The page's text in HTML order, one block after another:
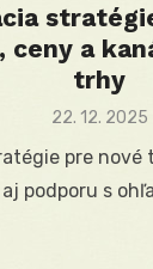
ceny a
trhy
Posted
22. 12. 2025
pre nové
podporu s